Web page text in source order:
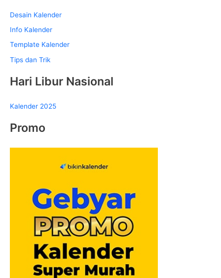
Desain Kalender
Info Kalender
Template Kalender
Tips dan Trik
Hari Libur Nasional
Kalender 2025
Promo